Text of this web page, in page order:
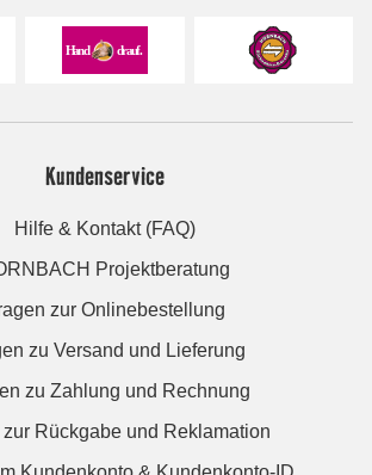
Kundenservice
Hilfe & Kontakt (FAQ)
Projektberatung
zur Onlinebestellung
zu Versand und Lieferung
zu Zahlung und Rechnung
zur Rückgabe und Reklamation